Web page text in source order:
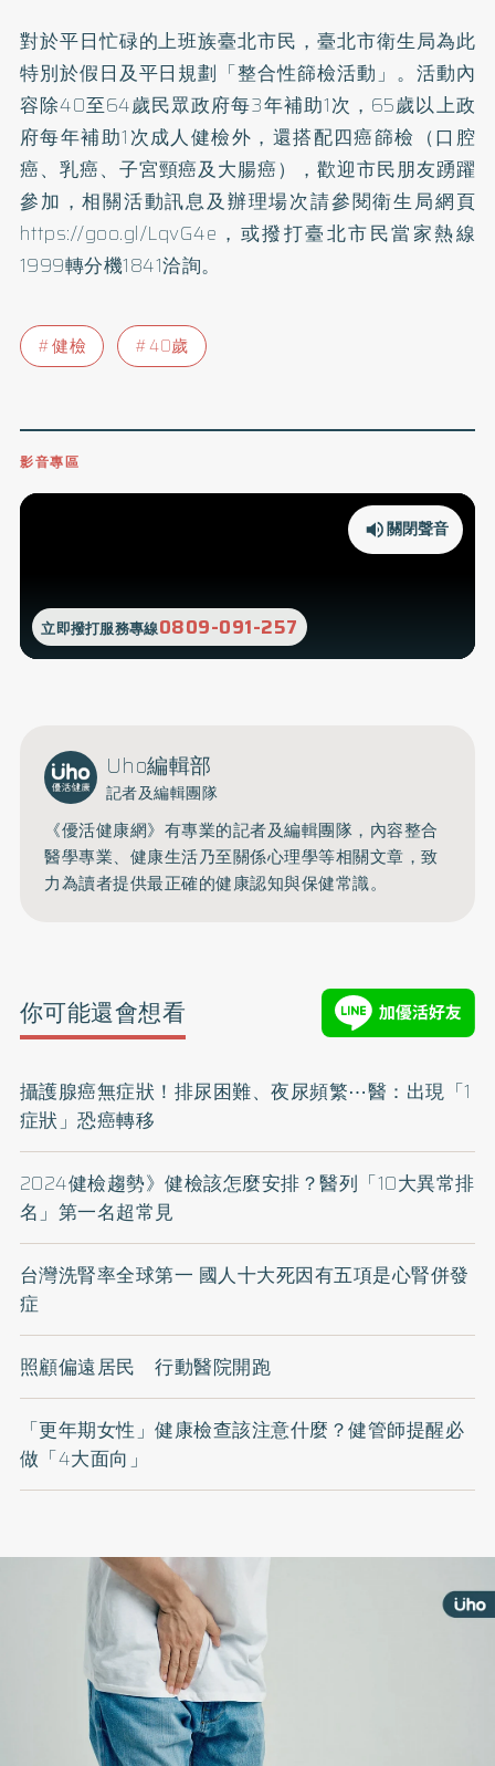
對於平日忙碌的上班族臺北市民，臺北市衛生局為此
特別於假日及平日規劃「整合性篩檢活動」。活動內
容除40至64歲民眾政府每3年補助1次，65歲以上政
府每年補助1次成人健檢外，還搭配四癌篩檢（口腔
癌、 乳癌、 子宮頸癌及大腸癌），歡迎市民朋友踴躍
參加，相關活動訊息及辦理場次請參閱衛生局網頁
https://goo.gl/LqvG4e，或撥打臺北市民當家熱線
1999轉分機1841洽詢。
健檢 40歲
影音專區
立即撥打服務專線0809-091-257
關閉聲音
Uho編輯部
記者及編輯團隊
《優活健康網》有專業的記者及編輯團隊，內容整合
醫學專業、健康生活乃至關係心理學等相關文章，致
力為讀者提供最正確的健康認知與保健常識。
你可能還會想看
攝護腺癌無症狀！排尿困難、夜尿頻繁⋯醫：出現「1
症狀」恐癌轉移
2024健檢趨勢》健檢該怎麼安排？醫列「10大異常排
名」第一名超常見
台灣洗腎率全球第一 國人十大死因有五項是心腎併發
症
照顧偏遠居民 行動醫院開跑
「更年期女性」健康檢查該注意什麼？健管師提醒必
做「4大面向」